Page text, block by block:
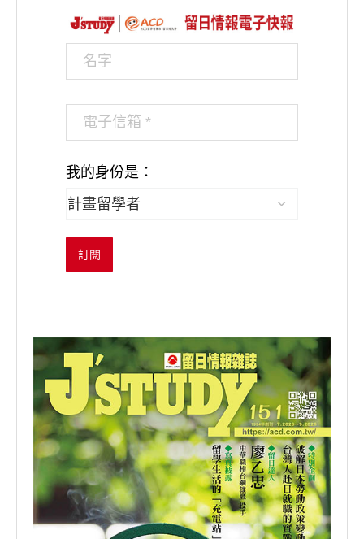
我的身份是：
訂閱